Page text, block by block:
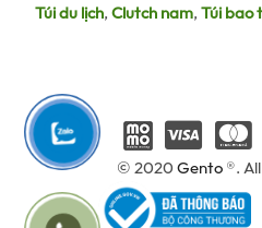
Túi du lịch,Clutch nam,Túi bao
© 2020Gento®.